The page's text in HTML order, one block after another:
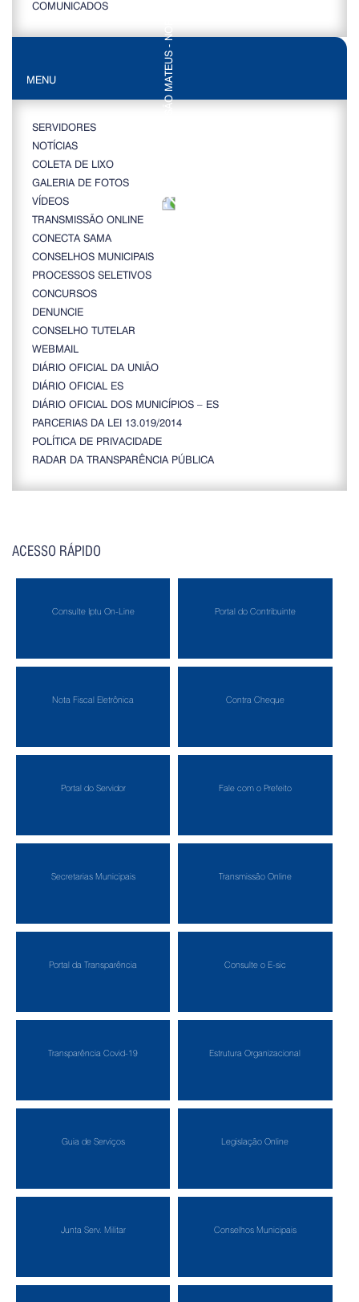
COMUNICADOS
MENU
SERVIDORES
NOTÍCIAS
COLETA DE LIXO
GALERIA DE FOTOS
VÍDEOS
TRANSMISSÃO ONLINE
CONECTA SAMA
CONSELHOS MUNICIPAIS
PROCESSOS SELETIVOS
CONCURSOS
DENUNCIE
CONSELHO TUTELAR
WEBMAIL
DIÁRIO OFICIAL DA UNIÃO
DIÁRIO OFICIAL ES
DIÁRIO OFICIAL DOS MUNICÍPIOS – ES
PARCERIAS DA LEI 13.019/2014
POLÍTICA DE PRIVACIDADE
RADAR DA TRANSPARÊNCIA PÚBLICA
ACESSO RÁPIDO
Consulte Iptu On-Line Portal do Contribuinte
Nota Fiscal Eletrônica Contra Cheque
Portal do Servidor Fale com o Prefeito
Secretarias Municipais Transmissão Online
Portal da Transparência Consulte o E-sic
Transparência Covid-19 Estrutura Organizacional
Guia de Serviços Legislação Online
Junta Serv. Militar Conselhos Municipais